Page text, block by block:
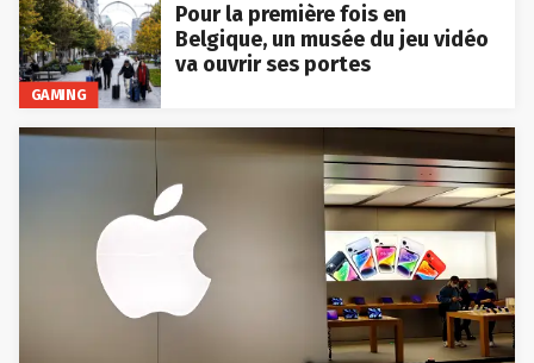
GAMING
Pour la première fois en
Belgique, un musée du jeu vidéo
va ouvrir ses portes